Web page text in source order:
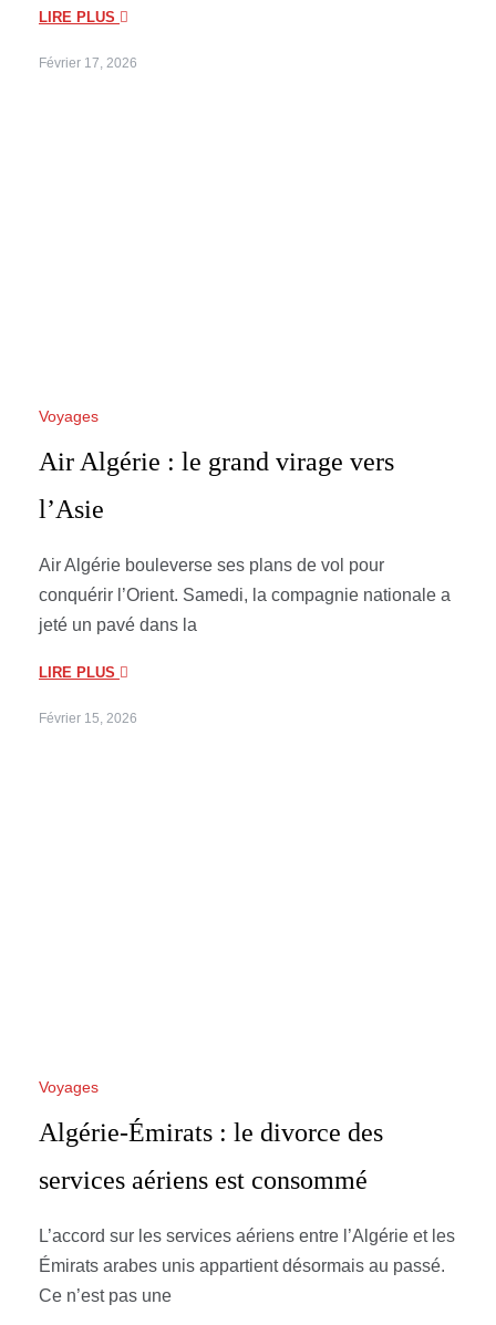
LIRE PLUS
Février 17, 2026
Voyages
Air Algérie : le grand virage vers
l’Asie
Air Algérie bouleverse ses plans de vol pour
conquérir l’Orient. Samedi, la compagnie nationale a
jeté un pavé dans la
LIRE PLUS
Février 15, 2026
Voyages
Algérie-Émirats : le divorce des
services aériens est consommé
L’accord sur les services aériens entre l’Algérie et les
Émirats arabes unis appartient désormais au passé.
Ce n’est pas une